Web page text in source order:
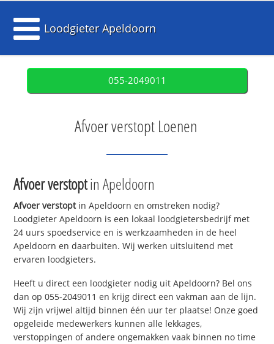
Loodgieter Apeldoorn
055-2049011
Afvoer verstopt Loenen
Afvoer verstoptin Apeldoorn
Afvoer verstoptin Apeldoorn en omstreken nodig?
Loodgieter Apeldoorn is een lokaal loodgietersbedrijf met
24 uurs spoedservice en is werkzaamheden in de heel
Apeldoorn en daarbuiten. Wij werken uitsluitend met
ervaren loodgieters.
Heeft u direct een loodgieter nodig uit Apeldoorn? Bel ons
dan op 055-2049011 en krijg direct een vakman aan de lijn.
Wij zijn vrijwel altijd binnen één uur ter plaatse! Onze goed
opgeleide medewerkers kunnen alle lekkages,
verstoppingen of andere ongemakken vaak binnen no time